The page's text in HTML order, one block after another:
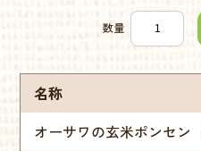
数量
名称
オーサワの玄米ポンセン